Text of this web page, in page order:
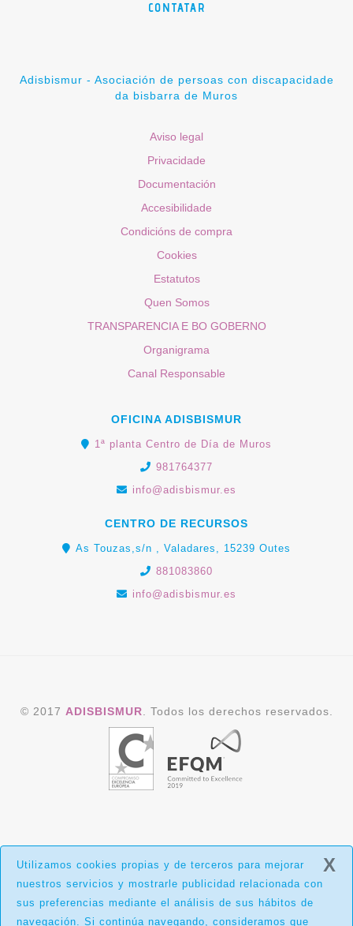
CONTATAR
Adisbismur - Asociación de persoas con discapacidade
da bisbarra de Muros
Aviso legal
Privacidade
Documentación
Accesibilidade
Condicións de compra
Cookies
Estatutos
Quen Somos
TRANSPARENCIA E BO GOBERNO
Organigrama
Canal Responsable
OFICINA ADISBISMUR
1ª planta Centro de Día de Muros
981764377
info@adisbismur.es
CENTRO DE RECURSOS
As Touzas,s/n , Valadares, 15239 Outes
881083860
info@adisbismur.es
© 2017 ADISBISMUR. Todos los derechos reservados.
X
Utilizamos cookies propias y de terceros para mejorar
nuestros servicios y mostrarle publicidad relacionada con
sus preferencias mediante el análisis de sus hábitos de
navegación. Si continúa navegando, consideramos que